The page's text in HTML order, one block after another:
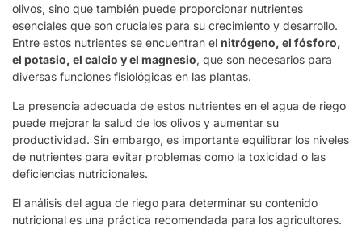
olivos, sino que también puede proporcionar nutrientes
esenciales que son cruciales para su crecimiento y desarrollo.
Entre estos nutrientes se encuentran el nitrógeno, el fósforo,
el potasio, el calcio y el magnesio, que son necesarios para
diversas funciones fisiológicas en las plantas.
La presencia adecuada de estos nutrientes en el agua de riego
puede mejorar la salud de los olivos y aumentar su
productividad. Sin embargo, es importante equilibrar los niveles
de nutrientes para evitar problemas como la toxicidad o las
deficiencias nutricionales.
El análisis del agua de riego para determinar su contenido
nutricional es una práctica recomendada para los agricultores.